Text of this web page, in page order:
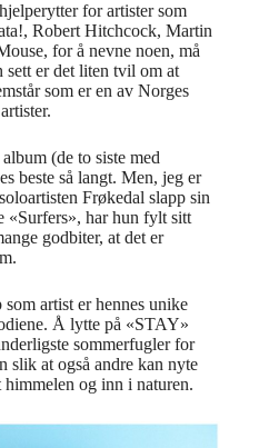
for artister som
Robert Hitchcock, Martin
for å nevne noen, må
sett er det liten tvil om at
som er en av Norges
(de to siste med
beste så langt. Men, jeg er
Frøkedal slapp sin
«Surfers», har hun fylt sitt
godbiter, at det er
artist er hennes unike
Å lytte på «STAY»
sommerfugler for
slik at også andre kan nyte
og inn i naturen.